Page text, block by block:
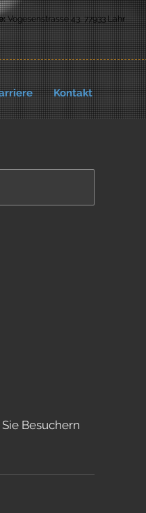
Vogesenstrasse 43, 77933 Lahr
Kontakt
Besuchern